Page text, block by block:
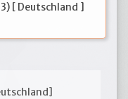
[ Deutschland ]